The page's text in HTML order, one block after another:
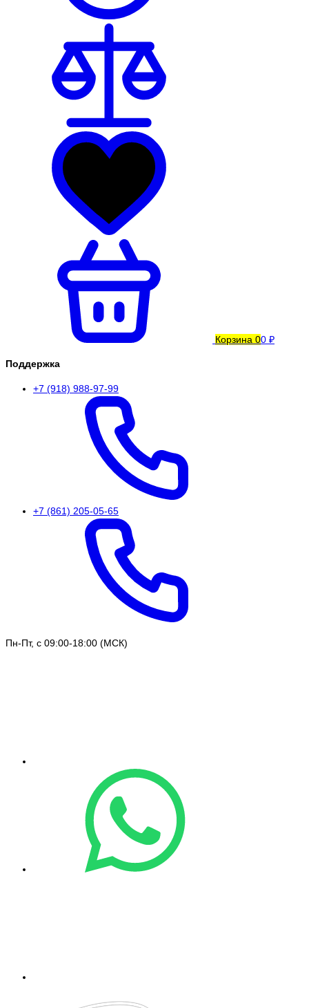
Корзина 00 ₽
Поддержка
+7 (918) 988-97-99
+7 (861) 205-05-65
Пн-Пт, с 09:00-18:00 (МСК)